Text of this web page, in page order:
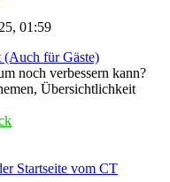
01:59
(Auch für Gäste)
noch verbessern kann?
Übersichtlichkeit
Startseite vom CT